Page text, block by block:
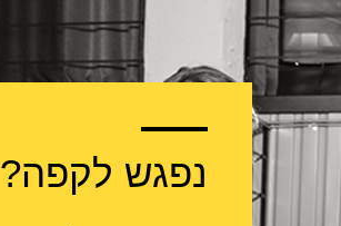
נפגש לקפה?